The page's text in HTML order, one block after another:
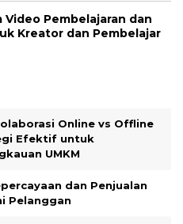
Pembelajaran dan
Kreator dan Pembelajar
Online vs Offline
Efektif untuk
UMKM
dan Penjualan
Pelanggan